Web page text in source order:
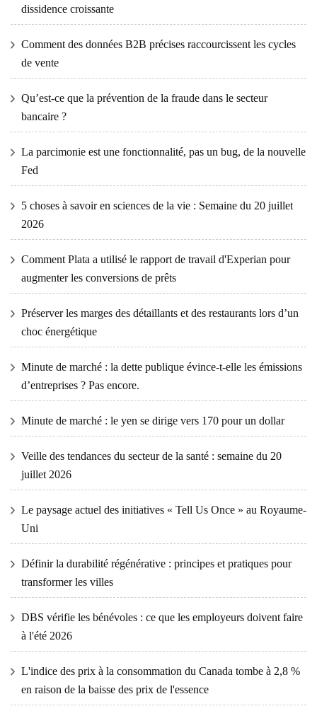
dissidence croissante
Comment des données B2B précises raccourcissent les cycles
de vente
Qu’est-ce que la prévention de la fraude dans le secteur
bancaire ?
La parcimonie est une fonctionnalité, pas un bug, de la nouvelle
Fed
5 choses à savoir en sciences de la vie : Semaine du 20 juillet
2026
Comment Plata a utilisé le rapport de travail d'Experian pour
augmenter les conversions de prêts
Préserver les marges des détaillants et des restaurants lors d’un
choc énergétique
Minute de marché : la dette publique évince-t-elle les émissions
d’entreprises ? Pas encore.
Minute de marché : le yen se dirige vers 170 pour un dollar
Veille des tendances du secteur de la santé : semaine du 20
juillet 2026
Le paysage actuel des initiatives « Tell Us Once » au Royaume-
Uni
Définir la durabilité régénérative : principes et pratiques pour
transformer les villes
DBS vérifie les bénévoles : ce que les employeurs doivent faire
à l'été 2026
L'indice des prix à la consommation du Canada tombe à 2,8 %
en raison de la baisse des prix de l'essence